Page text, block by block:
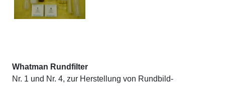
Whatman Rundfilter
Nr. 1 und Nr. 4, zur Herstellung von Rundbild-